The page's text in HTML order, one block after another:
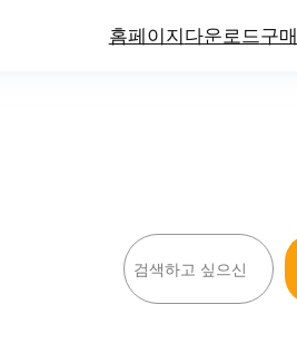
홈페이지다운로드구매
검
색